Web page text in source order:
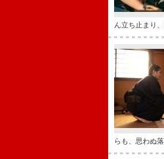
ん立ち止まり
らも、思わぬ